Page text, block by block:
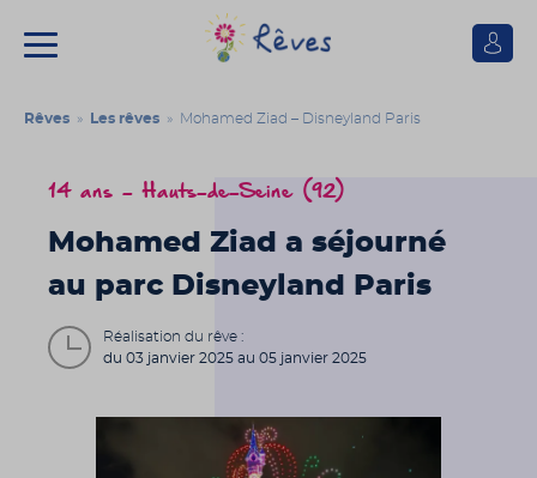
Se
Rêves » Les rêves » Mohamed Ziad – Disneyland Paris
14 ans - Hauts-de-Seine (92)
Mohamed Ziad a séjourné
au parc Disneyland Paris
Réalisation du rêve :
du 03 janvier 2025 au 05 janvier 2025